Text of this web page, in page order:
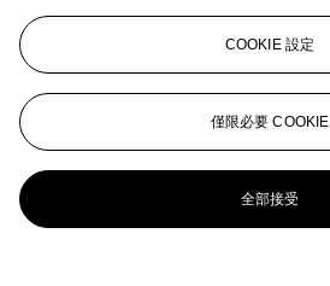
Tiphaine Nicoul
Head of department
tnicoul@christies.com
更多來自 亞洲藝術
COOKIE 設定
僅限必要 COOKIE
全部接受